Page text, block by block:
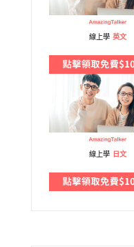
線上學 英文
線上學 日文